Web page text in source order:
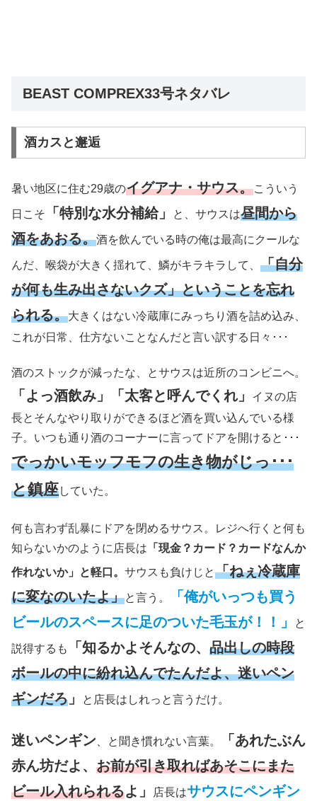
BEAST COMPREX33号ネタバレ
酒カスと邂逅
暑い地区に住む29歳のイグアナ・サウス。こういう
日こそ 「特別な水分補給」 と、サウスは昼間から
酒をあおる。酒を飲んでいる時の俺は最高にクールな
んだ、喉袋が大きく揺れて、鱗がキラキラして、 「自分
が何も生み出さないクズ」ということを忘れ
られる。大きくはない冷蔵庫にみっちり酒を詰め込み、
これが日常、仕方ないことなんだと言い訳する日々･･･
酒のストックが減ったな、とサウスは近所のコンビニへ。
「よっ酒飲み」「太客と呼んでくれ」
イヌの店
長とそんなやり取りができるほど酒を買い込んでいる様
子。いつも通り酒のコーナーに言ってドアを開けると･･･
でっかいモッフモフの生き物がじっ･･･
と鎮座していた。
何も言わず乱暴にドアを閉めるサウス。レジへ行くと何も
知らないかのように店長は 「現金？カード？カードなんか
作れないか」と軽口。 サウスも負けじと「ねぇ冷蔵庫
に変なのいたよ」と言う。
「俺がいっつも買う
ビールのスペースに足のついた毛玉が！！」
と
説得するも 「知るかよそんなの、 品出しの時段
ボールの中に紛れ込んでたんだよ、迷いペン
ギンだろ 」 と店長はしれっと言うだけ。
迷いペンギン 、と聞き慣れない言葉。
「あれたぶん
赤ん坊だよ、 お前が引き取ればあそこにまた
ビール入れられるよ」 店長はサウスにペンギン